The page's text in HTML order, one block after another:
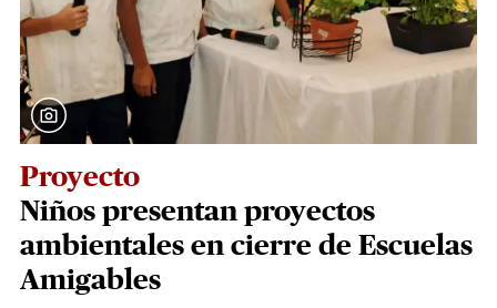
Proyecto
Niños presentan proyectos
ambientales en cierre de Escuelas
Amigables